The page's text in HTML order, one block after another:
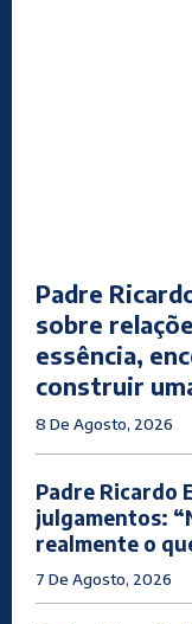
Padre
sobre
essência,
construir
8 De Agosto, 2026
Padre Ricardo
julgamentos:
realmente o
7 De Agosto, 2026